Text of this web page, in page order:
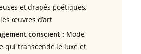
et drapés poétiques,
œuvres d’art
conscient : Mode
qui transcende le luxe et